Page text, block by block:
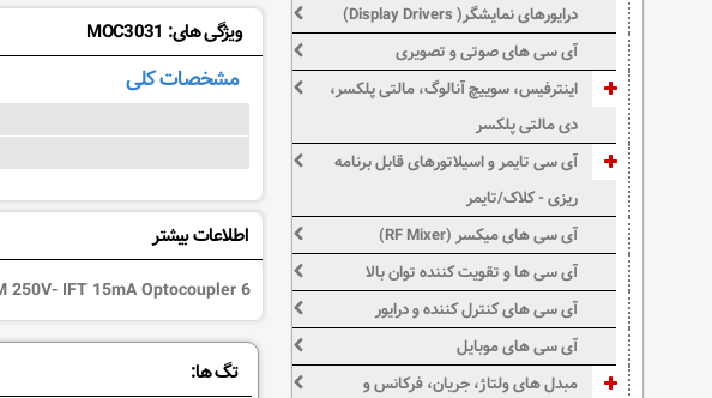
ویژگی های: MOC3031
مشخصات کلی
اطلاعات بیشتر
6 Pin- DIP- Zero Crossing Triac Detector- VDRM 250V- IFT 15mA Optocoupler
تگ ها:
درایورهای نمایشگر( Display Drivers)
آی سی های صوتی و تصویری
اینترفیس، سوییچ آنالوگ، مالتی پلکسر،
دی مالتی پلکسر
آی سی تایمر و اسیلاتورهای قابل برنامه
ریزی - کلاک/تایمر
آی سی های میکسر (RF Mixer)
آی سی ها و تقویت کننده توان بالا
آی سی های کنترل کننده و درایور
آی سی های موبایل
مبدل های ولتاژ، جریان، فرکانس و